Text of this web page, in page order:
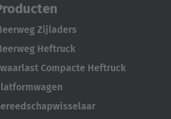
Zijladers
Heftruck
Compacte Heftruck